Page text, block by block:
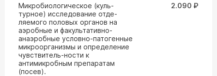
Микробиологическое (куль-
турное) исследование отде-
ляемого половых органов на
аэробные и факультативно-
анаэробные условно-патогенные
микроорганизмы и определение
чувствитель-ности к
антимикробным препаратам
(посев).
2.090 ₽